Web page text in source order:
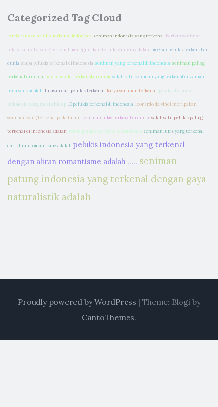
Categorized Tag Cloud
tanda tangan pelukis terkenal indonesia seniman indonesia yang terkenal berikut seniman
lukis asal italia yang terkenal menggunakan teknik tempera adalah biografi pelukis terkenal di
dunia siapa pelukis terkenal di indonesia seniman yang terkenal di indonesia seniman paling
terkenal di dunia nama pelukis terkenal di dunia salah satu seniman yang terkenal di zaman
renaisans adalah lukisan dari pelukis terkenal karya seniman terkenal pelukis terkenal
indonesia yang masih hidup 10 pelukis terkenal di indonesia leonardo da vinci merupakan
seniman yang terkenal pada tahun seniman lukis terkenal di dunia salah satu pelukis paling
terkenal di indonesia adalah tokoh pelukis terkenal di indonesia seniman lukis yang terkenal
dari aliran romantisme adalah pelukis indonesia yang terkenal
dengan aliran romantisme adalah ..... seniman
patung indonesia yang terkenal dengan gaya
naturalistik adalah
Proudly powered by WordPress | Theme: Blogi by
CantoThemes.